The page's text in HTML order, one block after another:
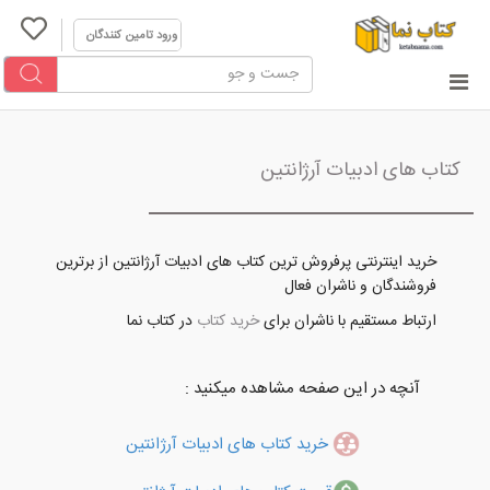
ورود تامین کنندگان
کتاب های ادبیات آرژانتین
خرید اینترنتی پرفروش ترین کتاب های ادبیات آرژانتین از برترین
فروشندگان و ناشران فعال
ارتباط مستقیم با ناشران برایخرید کتاب در کتاب نما
آنچه در این صفحه مشاهده میکنید :
خرید کتاب های ادبیات آرژانتین